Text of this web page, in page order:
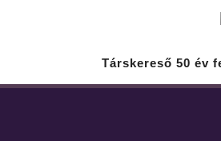
Társkereső 50 év